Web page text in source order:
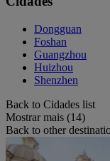
Dongguan
Foshan
Guangzhou
Huizhou
Shenzhen
Back to Cidades list
Mostrar mais (14)
Back to other